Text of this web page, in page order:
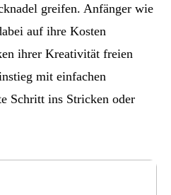
greifen. Anfänger wie
auf ihre Kosten
ihrer Kreativität freien
mit einfachen
Schritt ins Stricken oder